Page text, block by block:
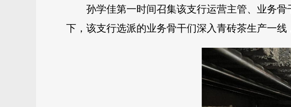
孙学佳第一时间召集该支行运营主管、业务
下，该支行选派的业务骨干们深入青砖茶生产一